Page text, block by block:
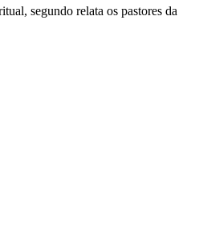
segundo relata os pastores da